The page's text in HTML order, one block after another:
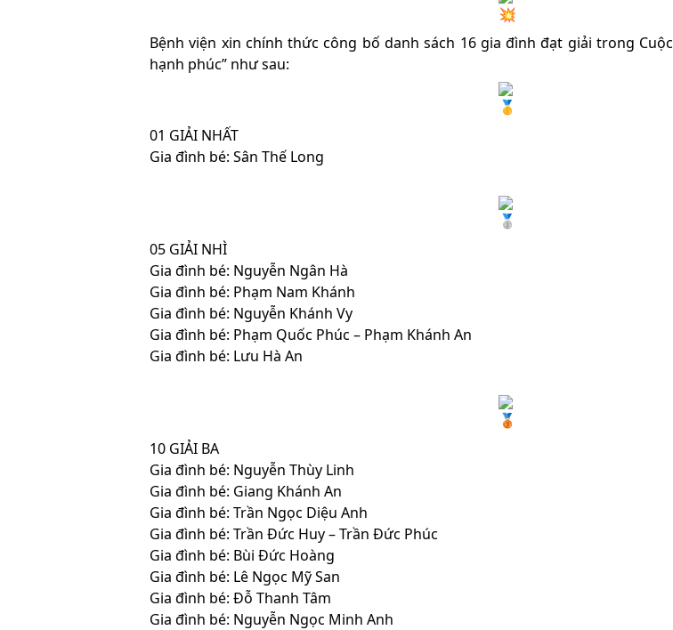
Bệnh viện xin chính thức công bố danh sách 16 gia đình đạt giải trong
hạnh phúc” như sau:
01 GIẢI NHẤT
Gia đình bé: Sân Thế Long
05 GIẢI NHÌ
Gia đình bé: Nguyễn Ngân Hà
Gia đình bé: Phạm Nam Khánh
Gia đình bé: Nguyễn Khánh Vy
Gia đình bé: Phạm Quốc Phúc – Phạm Khánh An
Gia đình bé: Lưu Hà An
10 GIẢI BA
Gia đình bé: Nguyễn Thùy Linh
Gia đình bé: Giang Khánh An
Gia đình bé: Trần Ngọc Diệu Anh
Gia đình bé: Trần Đức Huy – Trần Đức Phúc
Gia đình bé: Bùi Đức Hoàng
Gia đình bé: Lê Ngọc Mỹ San
Gia đình bé: Đỗ Thanh Tâm
Gia đình bé: Nguyễn Ngọc Minh Anh